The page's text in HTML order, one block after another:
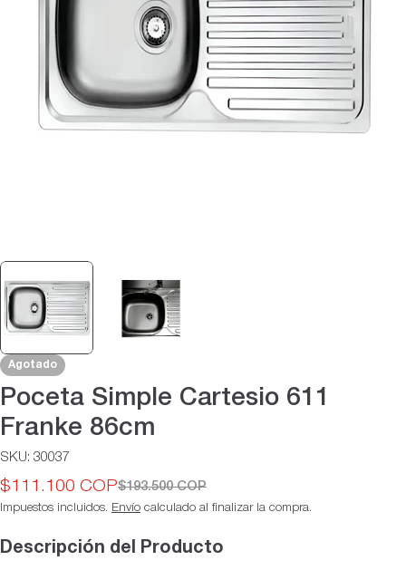
medios 0 en modal
Agotado
Poceta Simple Cartesio 611
Franke 86cm
SKU: 30037
Precio
de
$111.100 COP
Precio
habitual
$193.500 COP
Impuestos incluidos. Envío calculado al finalizar la compra.
Descripción del Producto